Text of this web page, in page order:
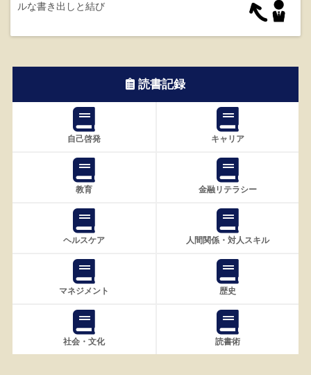
ルな書き出しと結び
読書記録
自己啓発 キャリア
教育 金融リテラシー
ヘルスケア 人間関係・対人スキル
マネジメント 歴史
社会・文化 読書術